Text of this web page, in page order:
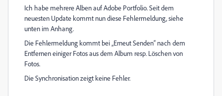
Ich habe mehrere Alben auf Adobe Portfolio. Seit dem
neuesten Update kommt nun diese Fehlermeldung, siehe
unten im Anhang.
Die Fehlermeldung kommt bei „Erneut Senden“ nach dem
Entfernen einiger Fotos aus dem Album resp. Löschen von
Fotos.
Die Synchronisation zeigt keine Fehler.